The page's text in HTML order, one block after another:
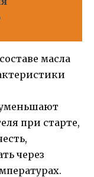
масла
при старте,
через